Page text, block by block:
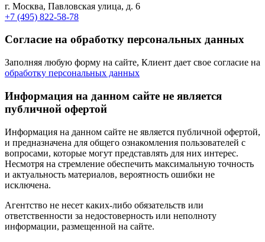
г. Москва, Павловская улица, д. 6
+7 (495) 822-58-78
Согласие на обработку персональных данных
Заполняя любую форму на сайте, Клиент дает свое согласие на
обработку персональных данных
Информация на данном сайте не является
публичной офертой
Информация на данном сайте не является публичной офертой,
и предназначена для общего ознакомления пользователей с
вопросами, которые могут представлять для них интерес.
Несмотря на стремление обеспечить максимальную точность
и актуальность материалов, вероятность ошибки не
исключена.
Агентство не несет каких-либо обязательств или
ответственности за недостоверность или неполноту
информации, размещенной на сайте.